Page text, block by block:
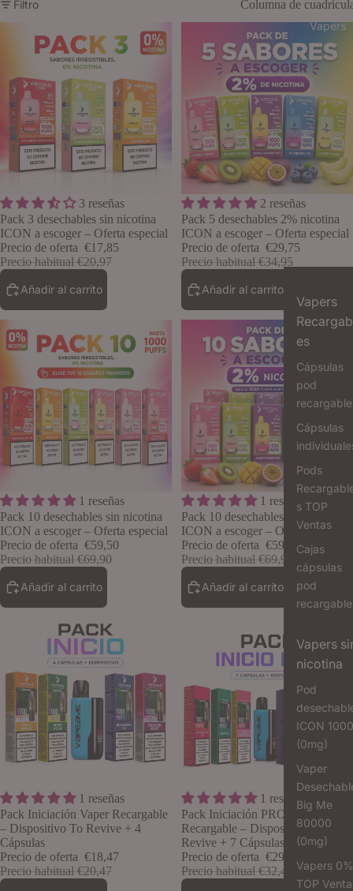
Vapers
Vapers
es
Cápsulas
pod
recargable
Cápsulas
Pods
s TOP
Ventas
Cajas
cápsulas
pod
recargable
Vapers
nicotina
Pod
ICON 1000
(0mg)
Vaper
Big Me
80000
(0mg)
Vapers 0%
TOP
Filtro Columna de
Oferta
Lo quiero
3 reseñas
Pack 3 desechables sin nicotina
ICON a escoger – Oferta especial
Precio de oferta €17,85
Precio habitual €20,97
Añadir al carrito
Oferta
2 reseñas
Pack 5 desechables 2% nicotina
ICON a escoger – Oferta especial
Precio de oferta €29,75
Precio habitual €34,95
Añadir al carrito
Oferta
Lo quiero
1 reseñas
Pack 10 desechables sin nicotina
ICON a escoger – Oferta especial
Precio de oferta €59,50
Precio habitual €69,90
Añadir al carrito
Oferta
1 reseñas
Pack 10 desechables 2% nicotina
ICON a escoger – Oferta especial
Precio de oferta €59,50
Precio habitual €69,90
Añadir al carrito
Oferta
Lo quiero
1 reseñas
Pack Iniciación Vaper Recargable
– Dispositivo To Revive + 4
Cápsulas
Precio de oferta €18,47
Precio habitual €20,47
Oferta
1 reseñas
Pack Iniciación PRO Vaper
Recargable – Dispositivo To
Revive + 7 Cápsulas
Precio de oferta €29,20
Precio habitual €32,44